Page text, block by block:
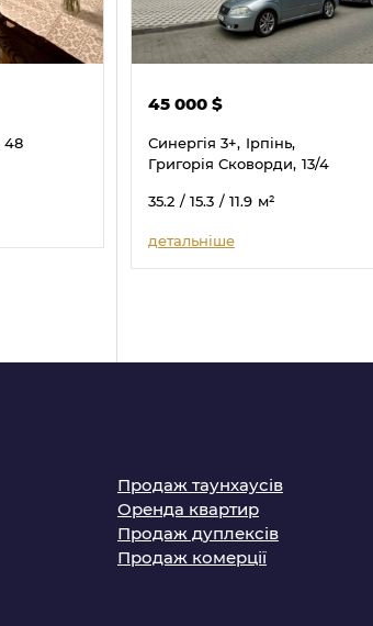
48
45 000 $
Синергія 3+, Ірпінь,
Григорія Сковорди, 13/4
35.2 / 15.3 / 11.9 м²
детальніше
Продаж таунхаусів
Оренда квартир
Продаж дуплексів
Продаж комерції